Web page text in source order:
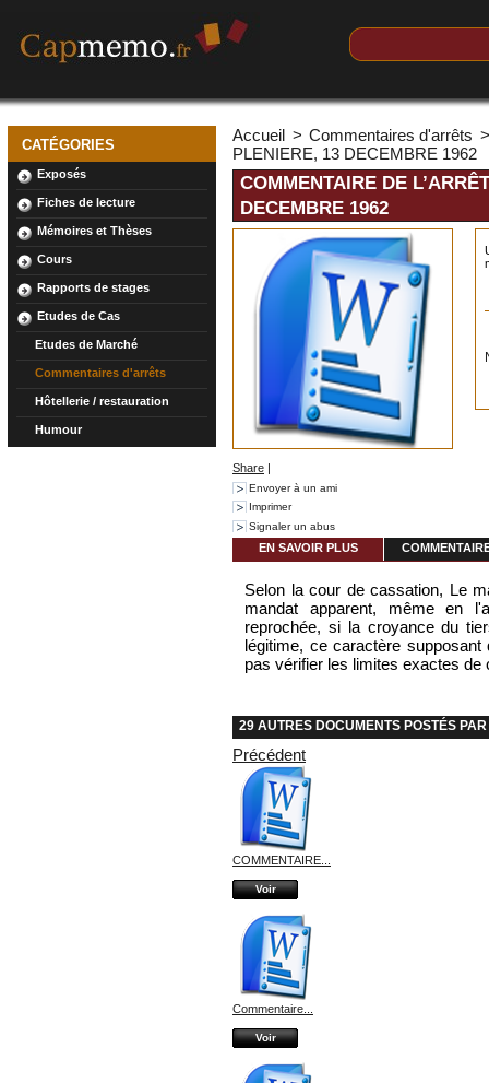
CATÉGORIES
Exposés
Fiches de lecture
Mémoires et Thèses
Cours
Rapports de stages
Etudes de Cas
Etudes de Marché
Commentaires d'arrêts
Hôtellerie / restauration
Humour
Accueil > Commentaires d'arrêts >
PLENIERE, 13 DECEMBRE 1962
COMMENTAIRE DE
DECEMBRE 1962
Share |
Envoyer à un ami
Imprimer
Signaler un abus
EN SAVOIR PLUS
Selon la cour de cassation, Le
mandat apparent, même en
reprochée, si la croyance du
légitime, ce caractère
pas vérifier les limites exactes de
29 AUTRES DOCUMENTS POSTÉS
Précédent
COMMENTAIRE...
Voir
Commentaire...
Voir